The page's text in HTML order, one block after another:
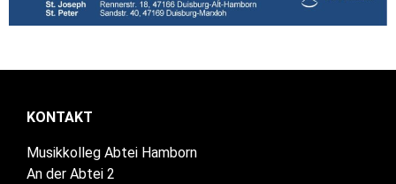
KONTAKT
Musikkolleg Abtei Hamborn
An der Abtei 2